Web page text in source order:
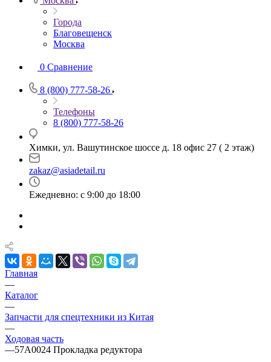
Города
Благовещенск
Москва
0 Сравнение
8 (800) 777-58-26
Телефоны
8 (800) 777-58-26
Химки, ул. Вашутинское шоссе д. 18 офис 27 ( 2 этаж)
zakaz@asiadetail.ru
Ежедневно: с 9:00 до 18:00
Главная
—
Каталог
—
Запчасти для спецтехники из Китая
—
Ходовая часть
—57A0024 Прокладка редуктора